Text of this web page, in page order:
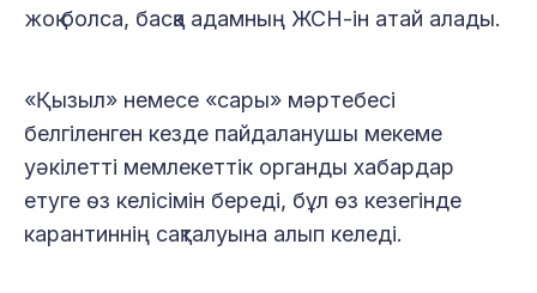
жоқ болса, басқа адамның ЖСН-ін атай алады.
«Қызыл» немесе «сары» мәртебесі
белгіленген кезде пайдаланушы мекеме
уәкілетті мемлекеттік органды хабардар
етуге өз келісімін береді, бұл өз кезегінде
карантиннің сақталуына алып келеді.